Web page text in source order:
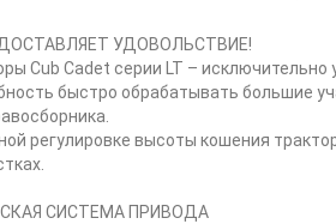
УДОВОЛЬСТВИЕ!
Cub Cadet серии LT –
быстро обрабатывать большие
регулировке высоты кошения
СИСТЕМА ПРИВОДА